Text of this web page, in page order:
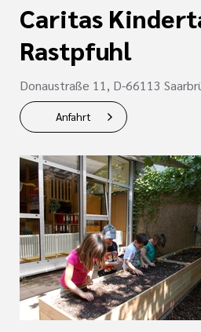
Caritas
Rastpfuhl
Donaustraße 11, D-66113
Anfahrt